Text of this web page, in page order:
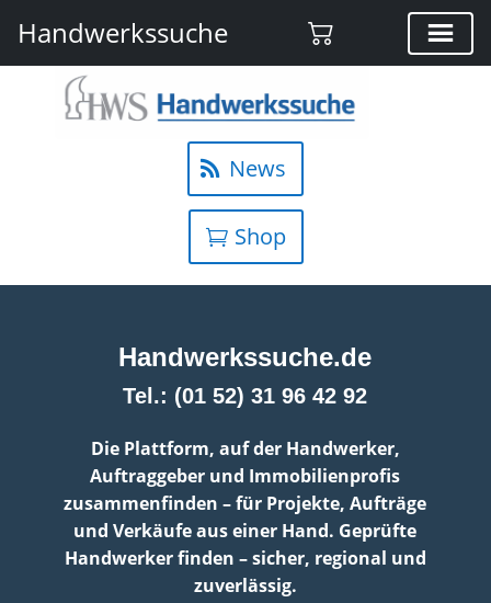
Handwerkssuche
News
Shop
Handwerkssuche.de
Tel.: (01 52) 31 96 42 92
Die Plattform, auf der Handwerker,
Auftraggeber und Immobilienprofis
zusammenfinden – für Projekte, Aufträge
und Verkäufe aus einer Hand. Geprüfte
Handwerker finden – sicher, regional und
zuverlässig.